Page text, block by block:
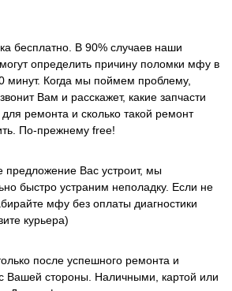
бесплатно. В 90% случаев наши
определить причину поломки мфу в
минут. Когда мы поймем проблему,
Вам и расскажет, какие запчасти
для ремонта и сколько такой ремонт
По-прежнему free!
предложение Вас устроит, мы
быстро устраним неполадку. Если не
мфу без оплаты диагностики
курьера)
после успешного ремонта и
Вашей стороны. Наличными, картой или